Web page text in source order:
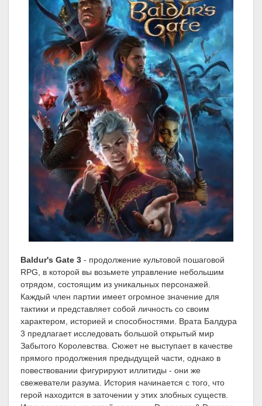
Baldur's Gate 3 - продолжение культовой пошаговой
RPG, в которой вы возьмете управление небольшим
отрядом, состоящим из уникальных персонажей.
Каждый член партии имеет огромное значение для
тактики и представляет собой личность со своим
характером, историей и способностями. Врата Балдура
3 предлагает исследовать большой открытый мир
Забытого Королевства. Сюжет не выступает в качестве
прямого продолжения предыдущей части, однако в
повествовании фигурируют иллитиды - они же
свежеватели разума. История начинается с того, что
герой находится в заточении у этих злобных существ.